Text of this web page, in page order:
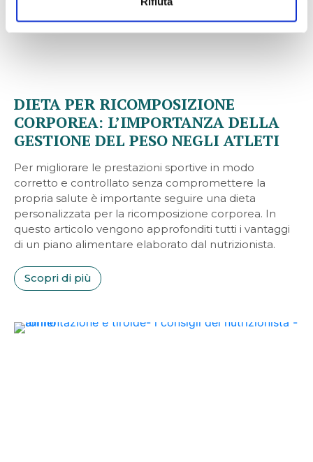
DIETA PER RICOMPOSIZIONE
CORPOREA: L’IMPORTANZA DELLA
GESTIONE DEL PESO NEGLI ATLETI
Per migliorare le prestazioni sportive in modo
corretto e controllato senza compromettere la
propria salute è importante seguire una dieta
personalizzata per la ricomposizione corporea. In
questo articolo vengono approfonditi tutti i vantaggi
di un piano alimentare elaborato dal nutrizionista.
Scopri di più